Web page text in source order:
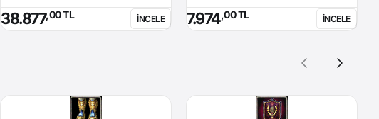
38.877,00 TL İNCELE 7.974,00 TL İNCELE